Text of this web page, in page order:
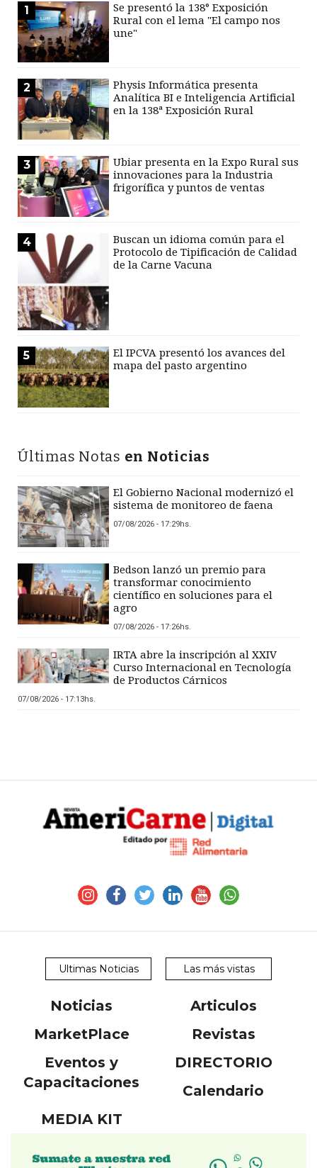
1
Se presentó la 138° Exposición
Rural con el lema "El campo nos
une"
2
Physis Informática presenta
Analítica BI e Inteligencia Artificial
en la 138ª Exposición Rural
3
Ubiar presenta en la Expo Rural sus
innovaciones para la Industria
frigorífica y puntos de ventas
4
Buscan un idioma común para el
Protocolo de Tipificación de Calidad
de la Carne Vacuna
5
El IPCVA presentó los avances del
mapa del pasto argentino
Últimas Notas en Noticias
El Gobierno Nacional modernizó el
sistema de monitoreo de faena
07/08/2026 - 17:29hs.
Bedson lanzó un premio para
transformar conocimiento
científico en soluciones para el
agro
07/08/2026 - 17:26hs.
IRTA abre la inscripción al XXIV
Curso Internacional en Tecnología
de Productos Cárnicos
07/08/2026 - 17:13hs.
Ultimas Noticias Las más vistas
Noticias
Articulos
MarketPlace
Revistas
Eventos y
Capacitaciones
DIRECTORIO
Calendario
MEDIA KIT